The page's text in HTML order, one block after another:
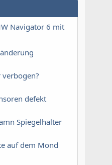
Navigator 6 mit
verbogen?
defekt
Spiegelhalter
auf dem Mond